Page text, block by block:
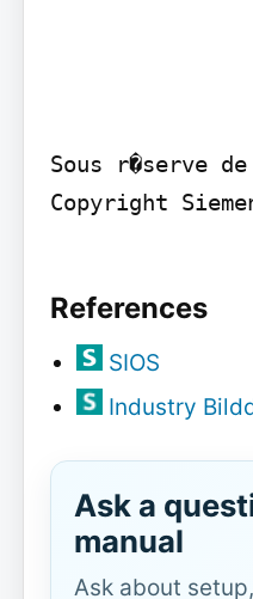
Sous r�serve
Copyright
References
SIOS
Industry
Ask a
manual
Ask about